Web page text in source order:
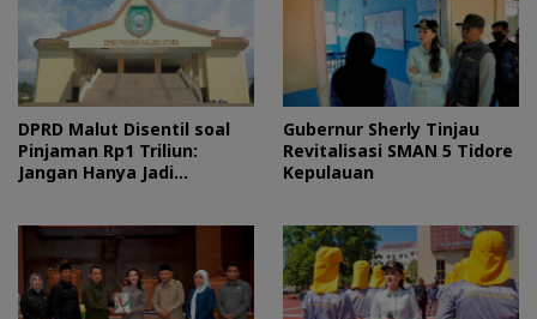
DPRD Malut Disentil soal
Pinjaman Rp1 Triliun:
Jangan Hanya Jadi
Gubernur Sherly Tinjau
Revitalisasi SMAN 5 Tidore
Kepulauan